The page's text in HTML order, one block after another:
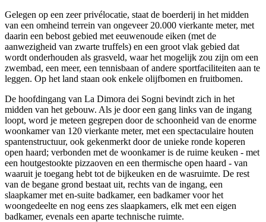
Gelegen op een zeer privélocatie, staat de boerderij in het midden
van een omheind terrein van ongeveer 20.000 vierkante meter, met
daarin een bebost gebied met eeuwenoude eiken (met de
aanwezigheid van zwarte truffels) en een groot vlak gebied dat
wordt onderhouden als grasveld, waar het mogelijk zou zijn om een
zwembad, een meer, een tennisbaan of andere sportfaciliteiten aan te
leggen. Op het land staan ook enkele olijfbomen en fruitbomen.
De hoofdingang van La Dimora dei Sogni bevindt zich in het
midden van het gebouw. Als je door een gang links van de ingang
loopt, word je meteen gegrepen door de schoonheid van de enorme
woonkamer van 120 vierkante meter, met een spectaculaire houten
spantenstructuur, ook gekenmerkt door de unieke ronde koperen
open haard; verbonden met de woonkamer is de ruime keuken - met
een houtgestookte pizzaoven en een thermische open haard - van
waaruit je toegang hebt tot de bijkeuken en de wasruimte. De rest
van de begane grond bestaat uit, rechts van de ingang, een
slaapkamer met en-suite badkamer, een badkamer voor het
woongedeelte en nog eens zes slaapkamers, elk met een eigen
badkamer, evenals een aparte technische ruimte.